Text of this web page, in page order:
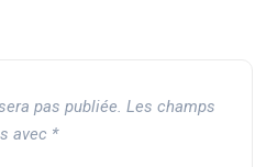
pas publiée. Les champs
avec *